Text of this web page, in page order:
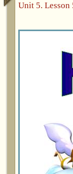
Unit 5. Lesson